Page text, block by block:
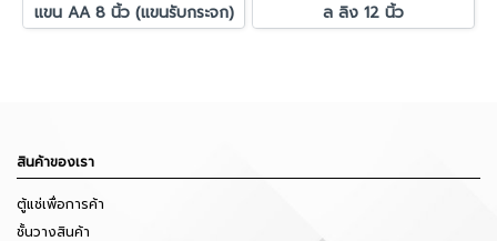
แขน AA 8 นิ้ว (แขนรับกระจก) ล ลิง 12 นิ้ว
สินค้าของเรา
ตู้แช่เพื่อการค้า
ชั้นวางสินค้า